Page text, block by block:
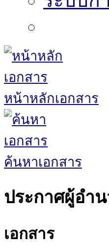
หน้าหลักเอกสาร
ค้นหาเอกสาร
ประกาศผู้อำ
เอกสาร